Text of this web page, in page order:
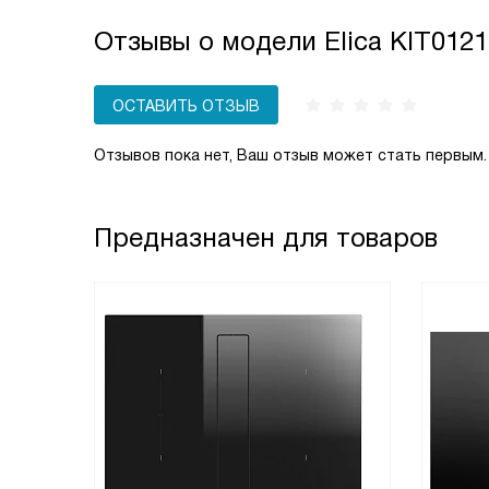
Отзывы о модели Elica
ОСТАВИТЬ ОТЗЫВ
Отзывов пока нет, Ваш отзыв может стать первым.
Предназначен для товаров